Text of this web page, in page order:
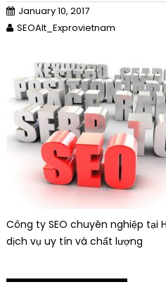
January 10, 2017
SEOAlt_Exprovietnam
Công ty SEO chuyên nghiệp tại
dịch vụ uy tín và chất lượng